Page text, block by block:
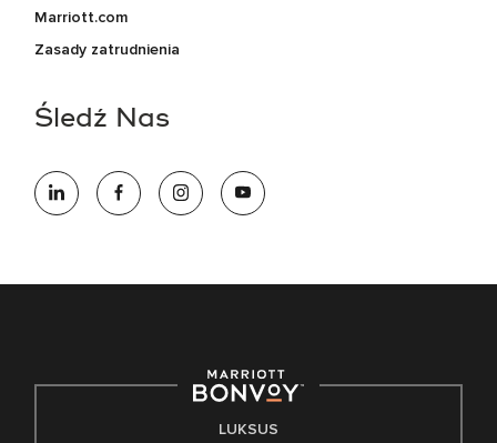
Marriott.com
Zasady zatrudnienia
Śledź Nas
LUKSUS